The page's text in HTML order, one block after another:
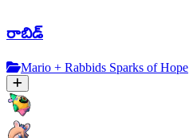
రాబిడ్
Mario + Rabbids Sparks of Hope